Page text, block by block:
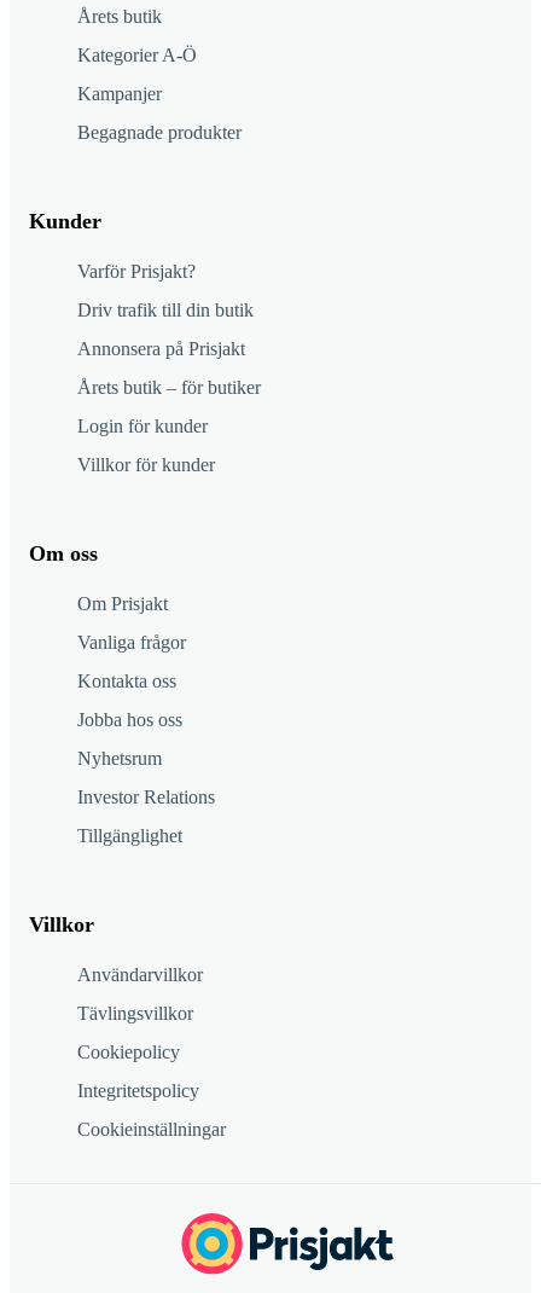
Årets butik
Kategorier A-Ö
Kampanjer
Begagnade produkter
Kunder
Varför Prisjakt?
Driv trafik till din butik
Annonsera på Prisjakt
Årets butik – för butiker
Login för kunder
Villkor för kunder
Om oss
Om Prisjakt
Vanliga frågor
Kontakta oss
Jobba hos oss
Nyhetsrum
Investor Relations
Tillgänglighet
Villkor
Användarvillkor
Tävlingsvillkor
Cookiepolicy
Integritetspolicy
Cookieinställningar